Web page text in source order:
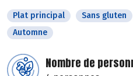
Plat principal Sans gluten
Automne
Nombre de